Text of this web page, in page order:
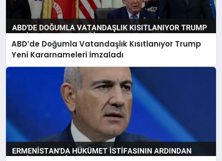
ABD’de Doğumla Vatandaşlık Kısıtlanıyor Trump
Yeni Kararnameleri İmzaladı